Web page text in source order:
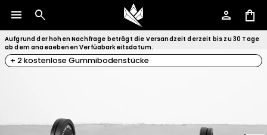
menu search person shopping_bag
Aufgrund der hohen Nachfrage beträgt die Versandzeit derzeit bis zu 30 Tage
ab dem angegebenen Verfügbarkeitsdatum.
+ 2 kostenlose Gummibodenstücke